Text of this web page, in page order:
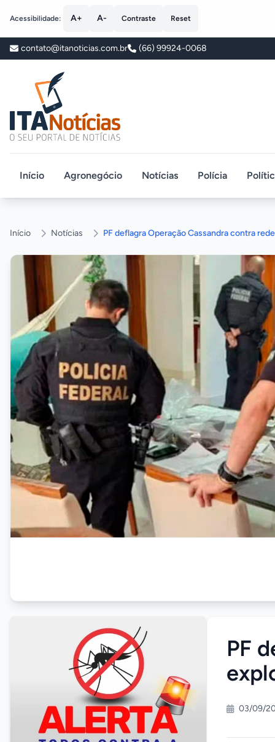
Acessibilidade: A+ A- Contraste Reset
contato@itanoticias.com.br (66) 99924-0068
ITA Notícias
Início Agronegócio Notícias Polícia
Início Notícias PF deflagra Operação Cassandra contra
PF
03/09/